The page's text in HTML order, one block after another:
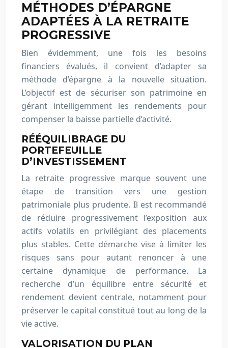
MÉTHODES D’ÉPARGNE
ADAPTÉES À LA RETRAITE
PROGRESSIVE
Bien évidemment, une fois les besoins
financiers évalués, il convient d’adapter sa
méthode d’épargne à la nouvelle situation.
L’objectif est de sécuriser son patrimoine en
gérant intelligemment les rendements pour
compenser la baisse partielle d’activité.
RÉÉQUILIBRAGE DU
PORTEFEUILLE
D’INVESTISSEMENT
La retraite progressive marque souvent une
étape de transition vers une gestion
patrimoniale plus prudente. Il est recommandé
de réduire progressivement l’exposition aux
actifs volatils en privilégiant des placements
plus stables. Cette démarche vise à limiter les
risques sans pour autant renoncer à une
certaine dynamique de performance. La
recherche d’un équilibre entre sécurité et
rendement devient centrale, notamment pour
préserver le capital constitué tout au long de la
vie active.
VALORISATION DU PLAN